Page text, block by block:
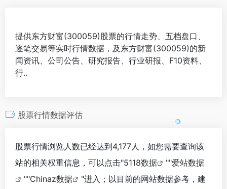
提供东方财富(300059)股票的行情走势、五档盘口、
逐笔交易等实时行情数据，及东方财富(300059)的新
闻资讯、公司公告、研究报告、行业研报、F10资料、
行..
股票行情数据评估
股票行情浏览人数已经达到4,177人，如您需要查询该
站的相关权重信息，可以点击"5118数据 ""爱站数据
""Chinaz数据
"进入；以目前的网站数据参考，建